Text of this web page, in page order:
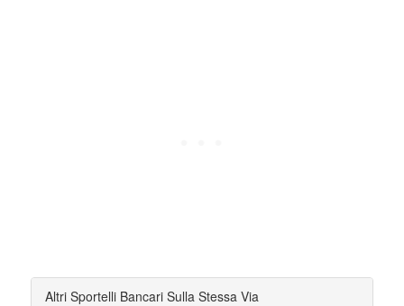
Altri Sportelli Bancari Sulla Stessa Via